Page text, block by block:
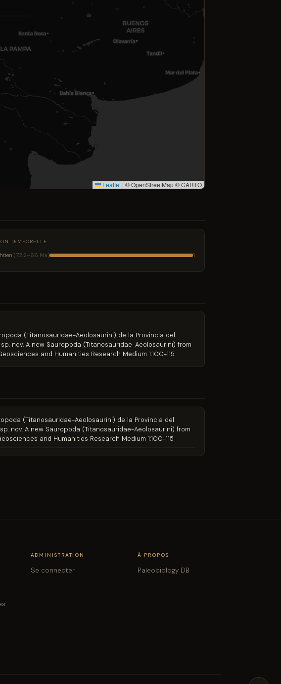
Leaflet | © OpenStreetMap © CARTO
TEMPORELLE
(72.2–66 Ma) 1
(Titanosauridae-Aeolosaurini) de la Provincia del
nov. A new Sauropoda (Titanosauridae-Aeolosaurini) from
and Humanities Research Medium 1:100-115
(Titanosauridae-Aeolosaurini) de la Provincia del
nov. A new Sauropoda (Titanosauridae-Aeolosaurini) from
and Humanities Research Medium 1:100-115
ADMINISTRATION
Se connecter
À PROPOS
Paleobiology DB